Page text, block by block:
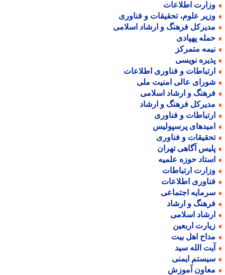
اطلاعات
علوم، تحقیقات و فناوری
فرهنگ و ارشاد اسلامی
پهپادی
متمرکز
نویسی
و فناوری اطلاعات
عالی امنیت ملی
و ارشاد اسلامی
فرهنگ و ارشاد
و فناوری
پرسپولیس
و فناوری
آگاهی تهران
حوزه علمیه
ارتباطات
اطلاعات
اجتماعی
و ارشاد
اسلامی
اربعین
اهل بیت
الله سید
ایمنی
آموزش